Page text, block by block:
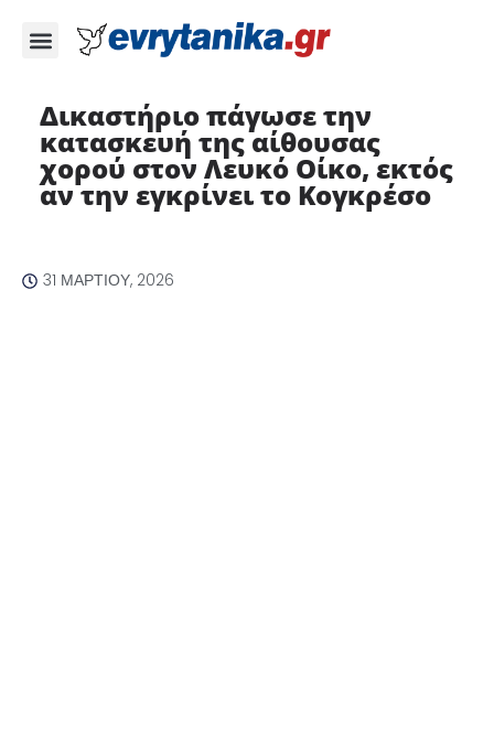
Δικαστήριο πάγωσε την
κατασκευή της αίθουσας
χορού στον Λευκό Οίκο, εκτός
αν την εγκρίνει το Κογκρέσο
31 ΜΑΡΤΊΟΥ, 2026